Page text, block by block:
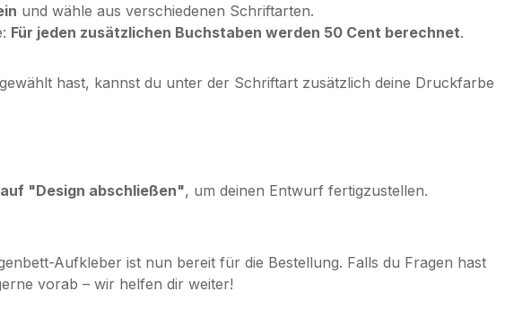
und wähle aus verschiedenen Schriftarten.
Für jeden zusätzlichen Buchstaben werden 50 Cent berechnet.
hast, kannst du unter der Schriftart zusätzlich deine Druckfarbe
"Design abschließen", um deinen Entwurf fertigzustellen.
Aufkleber ist nun bereit für die Bestellung. Falls du Fragen hast
vorab – wir helfen dir weiter!